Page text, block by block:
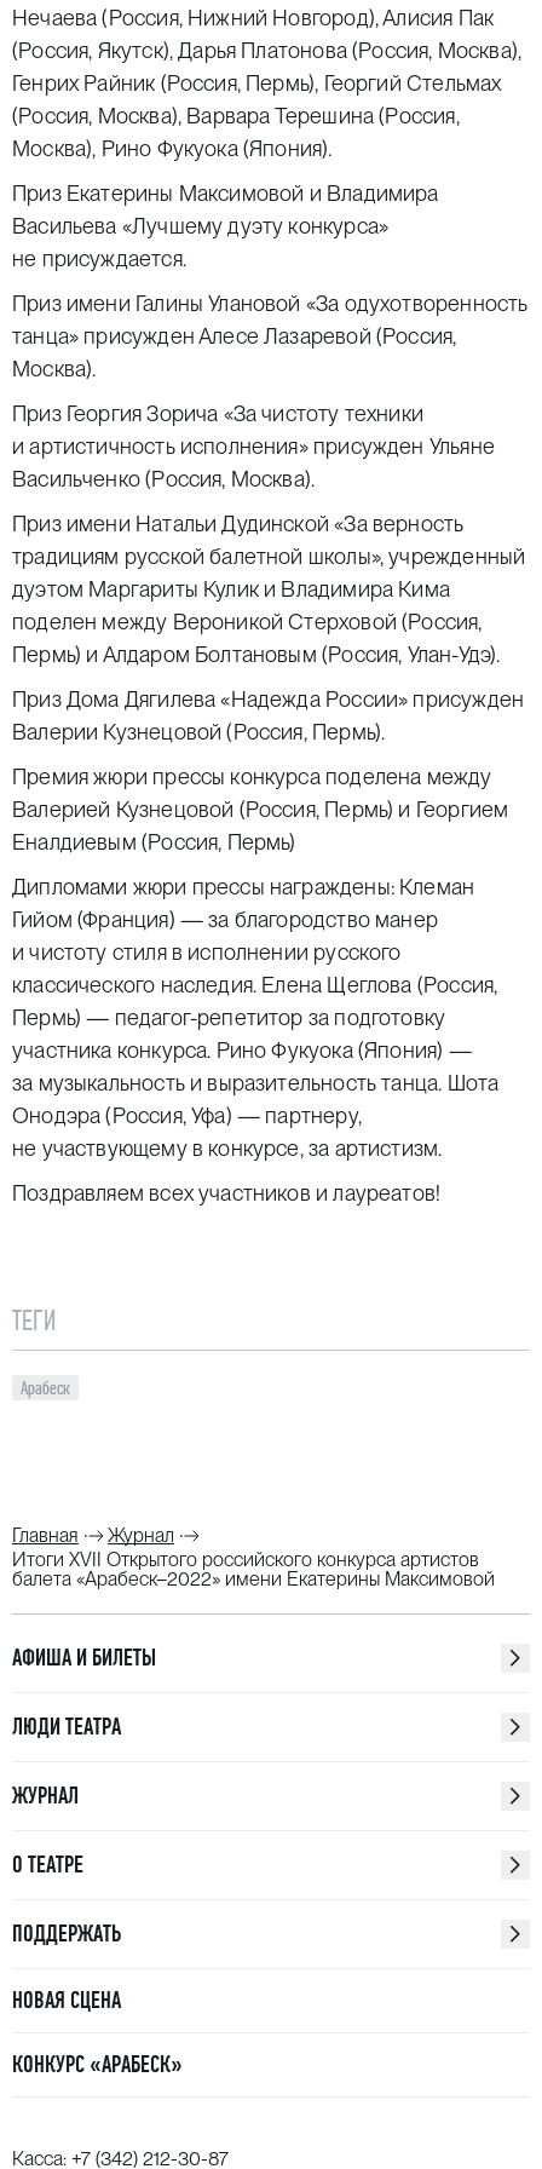
Нечаева (Россия, Нижний Новгород), Алисия Пак
(Россия, Якутск), Дарья Платонова (Россия, Москва),
Генрих Райник (Россия, Пермь), Георгий Стельмах
(Россия, Москва), Варвара Терешина (Россия,
Москва), Рино Фукуока (Япония).
Приз Екатерины Максимовой и Владимира
Васильева «Лучшему дуэту конкурса»
не присуждается.
Приз имени Галины Улановой «За одухотворенность
танца» присужден Алесе Лазаревой (Россия,
Москва).
Приз Георгия Зорича «За чистоту техники
и артистичность исполнения» присужден Ульяне
Васильченко (Россия, Москва).
Приз имени Натальи Дудинской «За верность
традициям русской балетной школы», учрежденный
дуэтом Маргариты Кулик и Владимира Кима
поделен между Вероникой Стерховой (Россия,
Пермь) и Алдаром Болтановым (Россия, Улан-Удэ).
Приз Дома Дягилева «Надежда России» присужден
Валерии Кузнецовой (Россия, Пермь).
Премия жюри прессы конкурса поделена между
Валерией Кузнецовой (Россия, Пермь) и Георгием
Еналдиевым (Россия, Пермь)
Дипломами жюри прессы награждены: Клеман
Гийом (Франция) — за благородство манер
и чистоту стиля в исполнении русского
классического наследия. Елена Щеглова (Россия,
Пермь) — педагог-репетитор за подготовку
участника конкурса. Рино Фукуока (Япония) —
за музыкальность и выразительность танца. Шота
Онодэра (Россия, Уфа) — партнеру,
не участвующему в конкурсе, за артистизм.
Поздравляем всех участников и лауреатов!
ТЕГИ
Арабеск
Главная
Журнал
Итоги XVII Открытого российского конкурса артистов
балета «Арабеск–2022» имени Екатерины Максимовой
АФИША И БИЛЕТЫ
ЛЮДИ ТЕАТРА
ЖУРНАЛ
О ТЕАТРЕ
ПОДДЕРЖАТЬ
НОВАЯ СЦЕНА
КОНКУРС «АРАБЕСК»
Касса: +7 (342) 212-30-87